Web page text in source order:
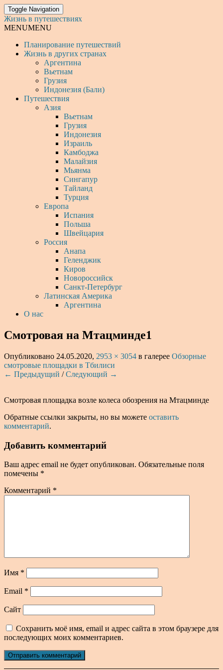
Toggle Navigation
Жизнь в путешествиях
MENUMENU
Планирование путешествий
Жизнь в других странах
Аргентина
Вьетнам
Грузия
Индонезия (Бали)
Путешествия
Азия
Вьетнам
Грузия
Индонезия
Израиль
Камбоджа
Малайзия
Мьянма
Сингапур
Тайланд
Турция
Европа
Испания
Польша
Швейцария
Россия
Анапа
Геленджик
Киров
Новороссийск
Санкт-Петербург
Латинская Америка
Аргентина
О нас
Смотровая на Мтацминде1
Опубликовано 24.05.2020, 2953 × 3054 в галерее Обзорные
смотровые площадки в Тбилиси
← Предыдущий /Следующий →
Смотровая площадка возле колеса обозрения на Мтацминде
Обратные ссылки закрыты, но вы можете оставить
комментарий.
Добавить комментарий
Ваш адрес email не будет опубликован. Обязательные поля
помечены *
Комментарий *
Имя *
Email *
Сайт
Сохранить моё имя, email и адрес сайта в этом браузере для
последующих моих комментариев.